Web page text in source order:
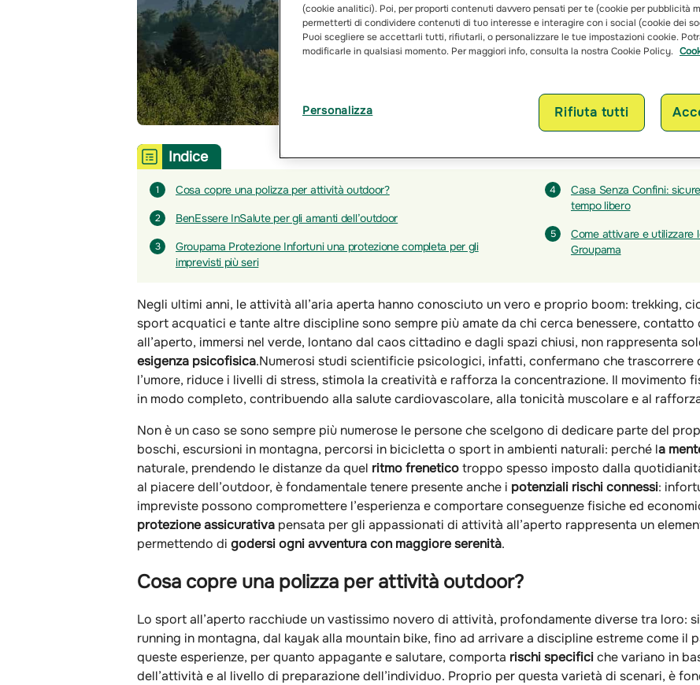
Indice
1 Cosa copre una polizza per attività outdoor?
2 BenEssere InSalute per gli amanti dell’outdoor
3
Groupama Protezione Infortuni una protezione completa per gli
imprevisti più seri
4
Casa Senza Confini:
tempo libero
5
Come attivare e utilizzare
Groupama
Negli ultimi anni, le attività all’aria aperta hanno conosciuto un vero e proprio boom: trekking,
sport acquatici e tante altre discipline sono sempre più amate da chi cerca benessere, contatto
all’aperto, immersi nel verde, lontano dal caos cittadino e dagli spazi chiusi, non rappresenta
esigenza psicofisica.Numerosi studi scientificie psicologici, infatti, confermano che trascorrere
l’umore, riduce i livelli di stress, stimola la creatività e rafforza la concentrazione. Il movimento
in modo completo, contribuendo alla salute cardiovascolare, alla tonicità muscolare e al
Non è un caso se sono sempre più numerose le persone che scelgono di dedicare parte del
boschi, escursioni in montagna, percorsi in bicicletta o sport in ambienti naturali: perché la
naturale, prendendo le distanze da quel ritmo freneticotroppo spesso imposto dalla
al piacere dell’outdoor, è fondamentale tenere presente anche i potenziali rischi connessi:
impreviste possono compromettere l’esperienza e comportare conseguenze fisiche ed
protezione assicurativa pensata per gli appassionati di attività all’aperto rappresenta un
permettendo di godersi ogni avventura con maggiore serenità.
Cosa copre una polizza per attività outdoor?
Lo sport all’aperto racchiude un vastissimo novero di attività, profondamente diverse tra loro:
running in montagna, dal kayak alla mountain bike, fino ad arrivare a discipline estreme come il
queste esperienze, per quanto appagante e salutare, comporta rischi specificiche variano in
dell’attività e al livello di preparazione dell’individuo. Proprio per questa varietà di scenari, è
(cookie analitici). Poi, per proporti contenuti davvero pensati per te (cookie per pubblicità
permetterti di condividere contenuti di tuo interesse e interagire con i social (cookie dei
Puoi scegliere se accettarli tutti, rifiutarli, o personalizzare le tue impostazioni cookie.
modificarle in qualsiasi momento. Per maggiori info, consulta la nostra Cookie Policy.
Rifiuta tutti
Personalizza